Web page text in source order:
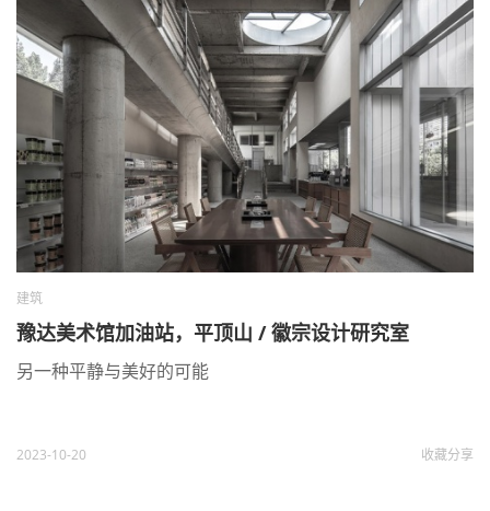
建筑
豫达美术馆加油站，平顶山 / 徽宗设计研究室
另一种平静与美好的可能
2023-10-20 收藏分享